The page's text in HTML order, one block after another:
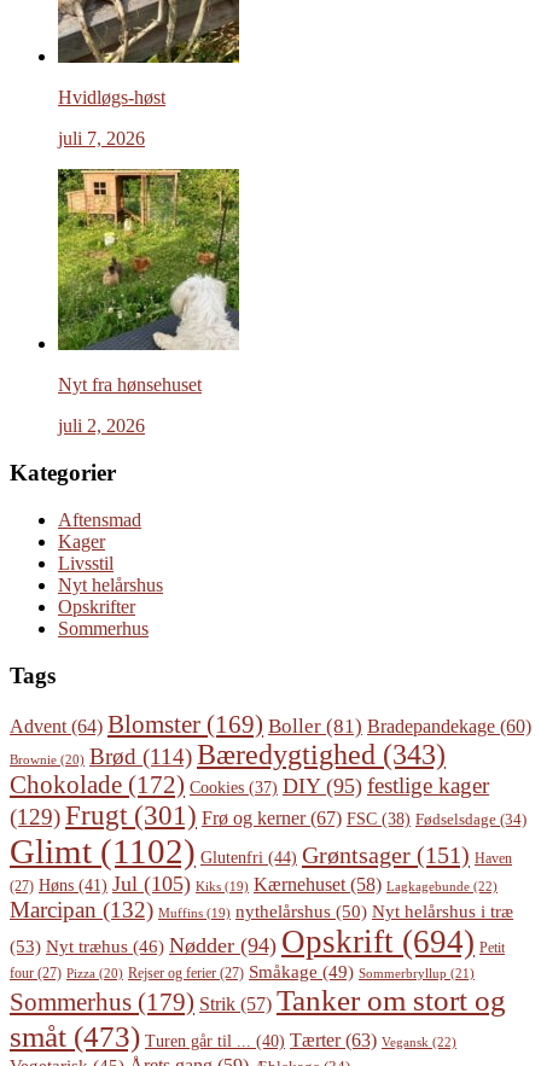
Hvidløgs-høst
juli 7, 2026
Nyt fra hønsehuset
juli 2, 2026
Kategorier
Aftensmad
Kager
Livsstil
Nyt helårshus
Opskrifter
Sommerhus
Tags
Advent (64) Blomster (169) Boller (81) Bradepandekage (60)
Brownie (20) Brød (114)Bæredygtighed (343)
Chokolade (172) Cookies (37) DIY(95) festlige kager
(129)Frugt(301) Frø og kerner(67) FSC (38) Fødselsdage (34)
Glimt (1102) Glutenfri (44) Grøntsager (151) Haven
(27) Høns (41) Jul (105) Kiks (19) Kærnehuset (58) Lagkagebunde (22)
Marcipan (132) Muffins (19) nythelårshus (50) Nyt helårshus i træ
(53) Nyt træhus (46) Nødder (94) Opskrift (694) Petit
four (27) Pizza (20) Rejser og ferier (27) Småkage (49) Sommerbryllup (21)
Sommerhus (179) Strik (57) Tanker om stort og
småt (473) Turen går til ... (40) Tærter(63) Vegansk (22)